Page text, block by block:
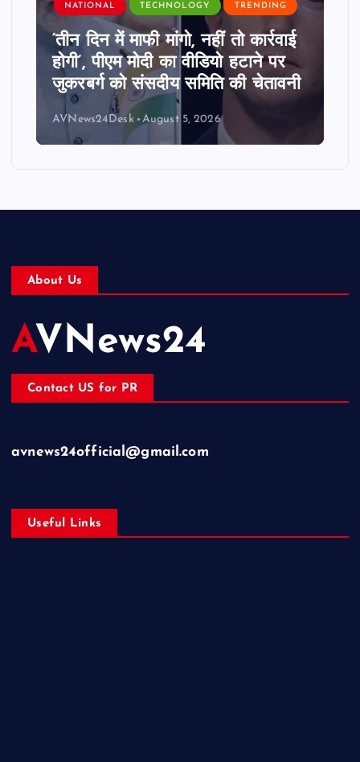
NATIONAL TECHNOLOGY TRENDING
‘तीन दिन में माफी मांगो, नहीं तो कार्रवाई
होगी’, पीएम मोदी का वीडियो हटाने पर
जुकरबर्ग को संसदीय समिति की चेतावनी
AVNews24Desk August 5, 2026
About Us
AVNews24
Contact US for PR
avnews24official@gmail.com
Useful Links